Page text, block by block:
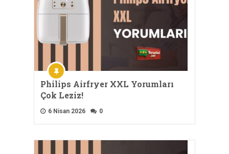
Philips Airfryer XXL Yorumları
Çok Leziz!
6 Nisan 2026 0